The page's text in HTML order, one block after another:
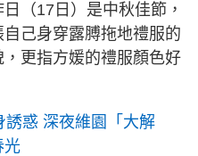
（17日）是中秋佳節，
己身穿露膊拖地禮服的
更指方媛的禮服顏色好
誘惑 深夜維園「大解
光